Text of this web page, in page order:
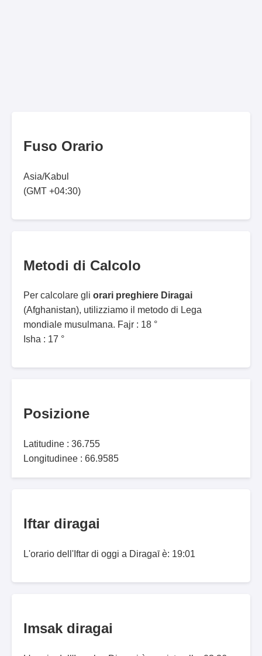
Fuso Orario
Asia/Kabul
(GMT +04:30)
Metodi di Calcolo
Per calcolare gli orari preghiere Diragai
(Afghanistan), utilizziamo il metodo di Lega
mondiale musulmana. Fajr : 18 °
Isha : 17 °
Posizione
Latitudine : 36.755
Longitudinee : 66.9585
Iftar diragai
L'orario dell'Iftar di oggi a Diragaī è: 19:01
Imsak diragai